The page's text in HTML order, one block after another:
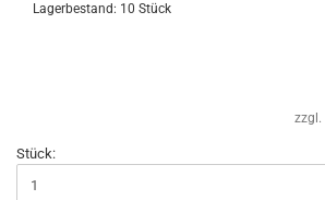
Lagerbestand: 10 Stück
zzgl.
Stück: